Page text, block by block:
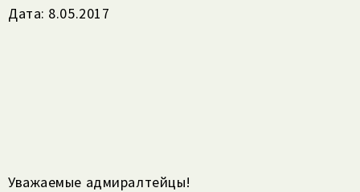
Дата: 8.05.2017
Уважаемые адмиралтейцы!